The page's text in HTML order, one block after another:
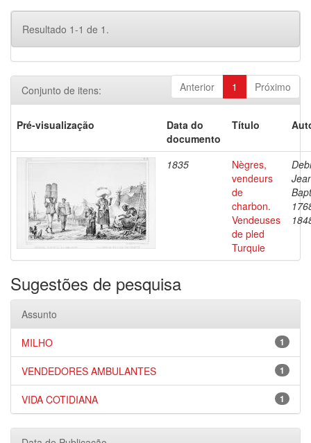
Resultado 1-1 de 1.
Anterior 1 Próximo
Conjunto de itens:
Pré-visualização
Data do
documento
Título
1835
Nègres,
vendeurs
de
charbon.
Vendeuses
de pled
Turquie
Sugestões de pesquisa
Assunto
1
MILHO
1
VENDEDORES AMBULANTES
1
VIDA COTIDIANA